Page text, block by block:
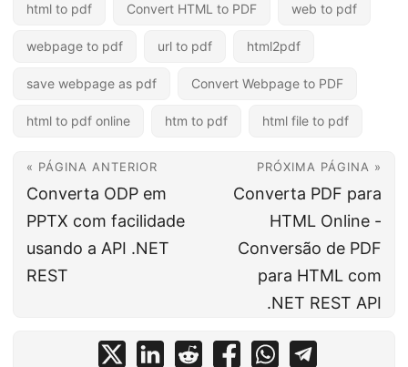
html to pdf Convert HTML to PDF web to pdf
webpage to pdf url to pdf html2pdf
save webpage as pdf Convert Webpage to PDF
html to pdf online htm to pdf html file to pdf
« PÁGINA ANTERIOR
Converta ODP em
PPTX com facilidade
usando a API .NET
REST
PRÓXIMA PÁGINA »
Converta PDF para
HTML Online -
Conversão de PDF
para HTML com
.NET REST API